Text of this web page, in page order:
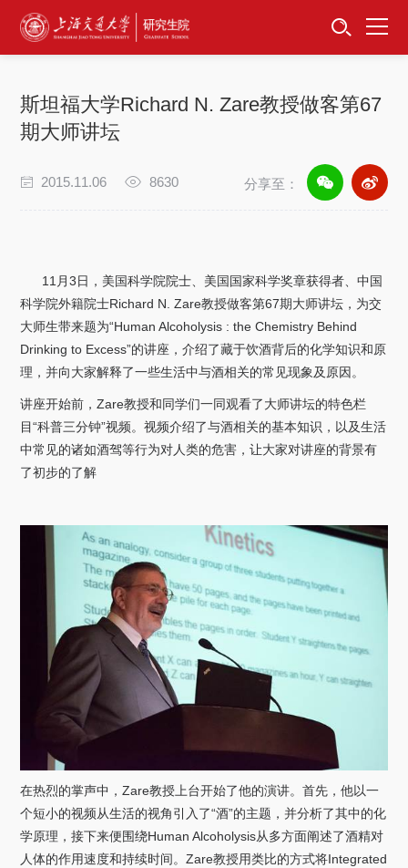
首页
招生工作
专项工作
信息公开
关于我们
选择身份
下载中心 联系我们
斯坦福大学Richard N. Zare教授做客第67
期大师讲坛
2015.11.06 8630 分享至：
11 月3日，美国科学院院士 美国国家科学奖章获得者 、中国
科学院外籍院士Richard N. Zare教授做客第67期大师讲坛，为交
大师生带来题为“Human Alcoholysis : the Chemistry Behind
Drinking to Excess”的讲座，介绍了藏于饮酒背后的化学知识和原
理，并向大家解释了一些生活中与酒相关的常见现象及原因。
讲座开始前 ，Zare教授和同学们一同观看了大师讲坛的特色栏
目“科普三分钟”视频。视频介绍了与酒相关的基本知识，以及生活
中常见的诸如酒驾等行为对人类的危害，让大家对讲座的背景有
了初步的了解
在热烈的掌声中 ，Zare教授上台开始了他的演讲。首先，他以一
个短小的视频从生活的视角引入了“酒”的主题，并分析了其中的化
学原理，接下来便围绕Human Alcoholysis从多方面阐述了酒精对
人体的作用速度和持续时间。Zare教授用类比的方式将Integrated